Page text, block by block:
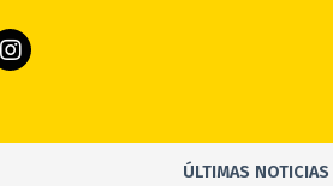
ÚLTIMAS NOTICIAS